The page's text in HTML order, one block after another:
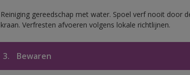
Reiniging gereedschap met water. Spoel verf nooit door
kraan. Verfresten afvoeren volgens lokale richtlijnen.
3. Bewaren